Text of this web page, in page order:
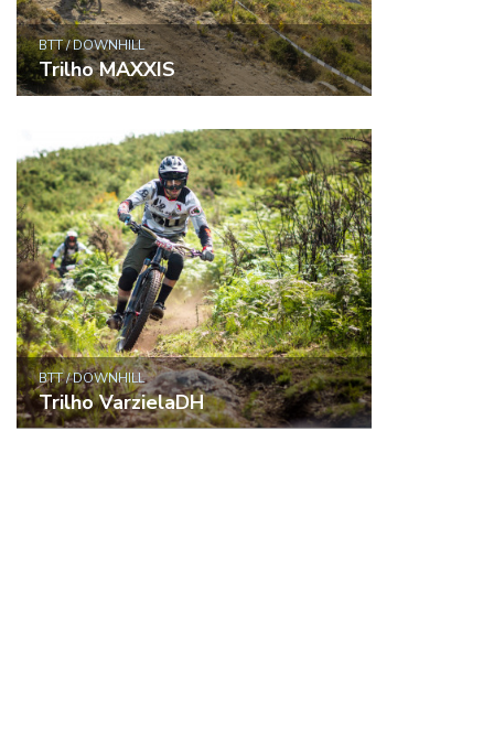
BTT / DOWNHILL
Trilho MAXXIS
BTT / DOWNHILL
Trilho VarzielaDH